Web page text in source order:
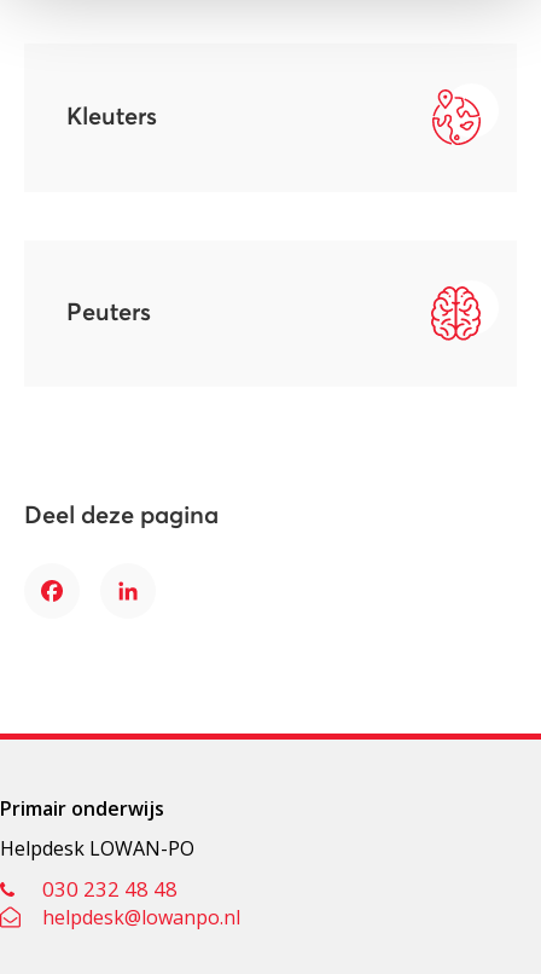
Kleuters
Peuters
Deel deze pagina
FacebookLinkedIn
Primair onderwijs
Helpdesk LOWAN-PO
030 232 48 48
helpdesk@lowanpo.nl